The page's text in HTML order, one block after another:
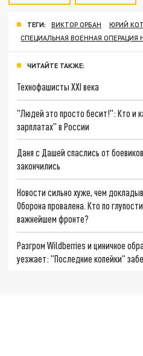
ТЕГИ: ВИКТОР ОРБАН
ЮРИЙ
СПЕЦИАЛЬНАЯ ВОЕННАЯ ОПЕРАЦИЯ
ЧИТАЙТЕ ТАКЖЕ:
Технофашисты XXI века
"Людей это просто бесит!": Кто и
зарплатах" в России
Даня с Дашей спаслись от
закончились
Новости сильно хуже, чем
Оборона провалена. Кто по
важнейшем фронте?
Разгром Wildberries и циничное
уезжает: "Последние копейки"